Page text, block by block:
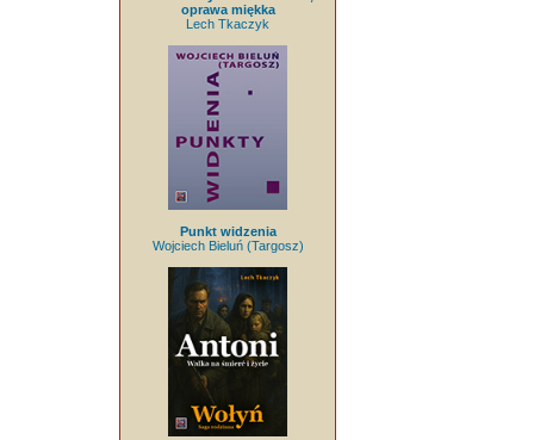
oprawa miękka
Lech Tkaczyk
Punkt widzenia
Wojciech Bieluń (Targosz)